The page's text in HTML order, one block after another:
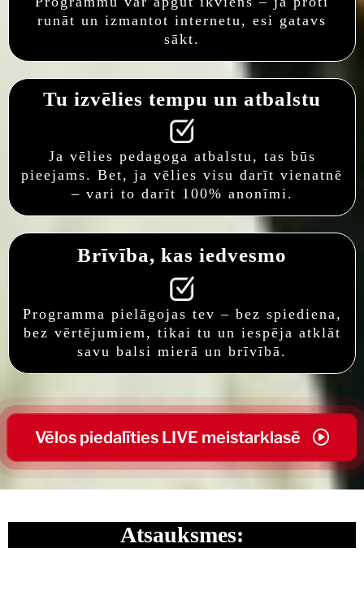
runāt un izmantot internetu, esi gatavs
sākt.
Tu izvēlies tempu un atbalstu
Ja vēlies pedagoga atbalstu, tas būs
pieejams. Bet, ja vēlies visu darīt vienatnē
– vari to darīt 100% anonīmi.
Brīvība, kas iedvesmo
Programma pielāgojas tev – bez spiediena,
bez vērtējumiem, tikai tu un iespēja atklāt
savu balsi mierā un brīvībā.
Vēlos piedalīties LIVE meistarklasē
Atsauksmes: